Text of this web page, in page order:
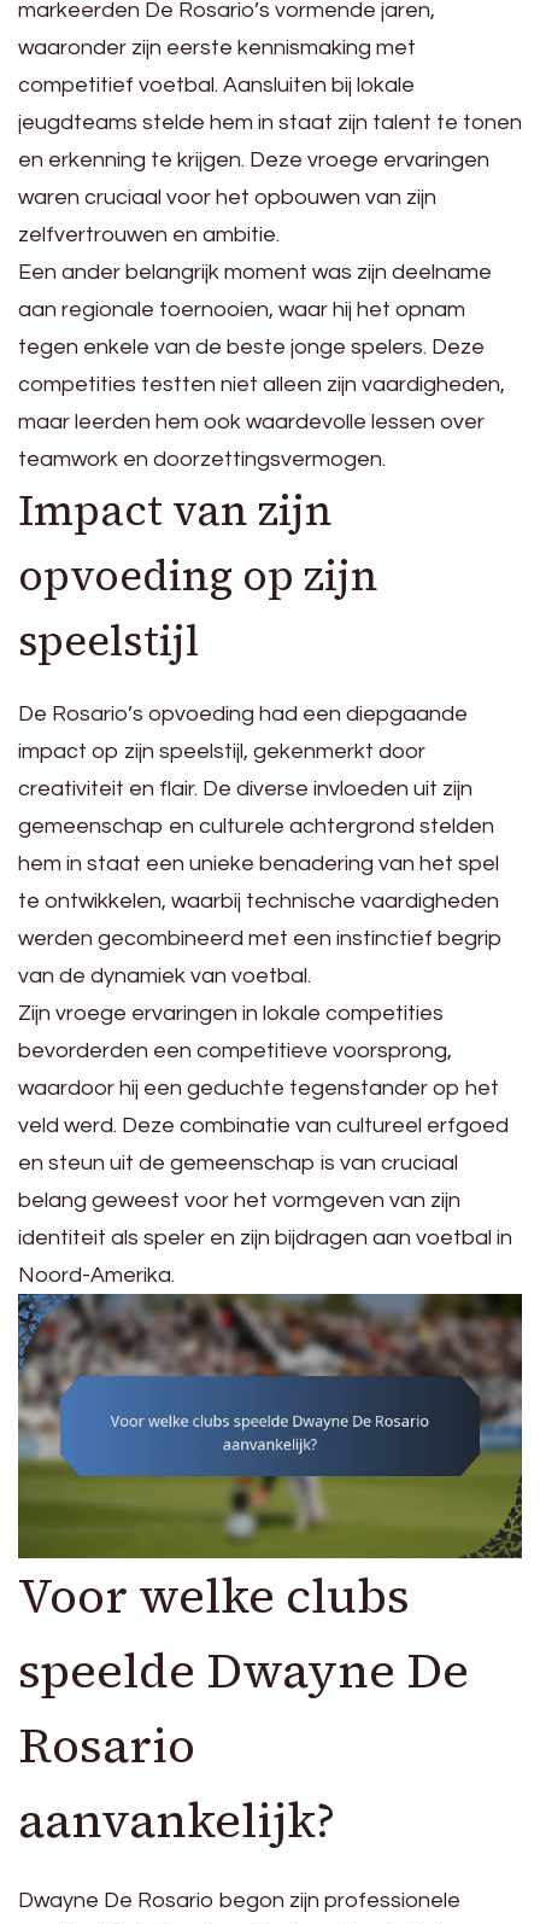
markeerden De Rosario’s vormende jaren,
waaronder zijn eerste kennismaking met
competitief voetbal. Aansluiten bij lokale
jeugdteams stelde hem in staat zijn talent te tonen
en erkenning te krijgen. Deze vroege ervaringen
waren cruciaal voor het opbouwen van zijn
zelfvertrouwen en ambitie.
Een ander belangrijk moment was zijn deelname
aan regionale toernooien, waar hij het opnam
tegen enkele van de beste jonge spelers. Deze
competities testten niet alleen zijn vaardigheden,
maar leerden hem ook waardevolle lessen over
teamwork en doorzettingsvermogen.
Impact van zijn
opvoeding op zijn
speelstijl
De Rosario’s opvoeding had een diepgaande
impact op zijn speelstijl, gekenmerkt door
creativiteit en flair. De diverse invloeden uit zijn
gemeenschap en culturele achtergrond stelden
hem in staat een unieke benadering van het spel
te ontwikkelen, waarbij technische vaardigheden
werden gecombineerd met een instinctief begrip
van de dynamiek van voetbal.
Zijn vroege ervaringen in lokale competities
bevorderden een competitieve voorsprong,
waardoor hij een geduchte tegenstander op het
veld werd. Deze combinatie van cultureel erfgoed
en steun uit de gemeenschap is van cruciaal
belang geweest voor het vormgeven van zijn
identiteit als speler en zijn bijdragen aan voetbal in
Noord-Amerika.
Voor welke clubs
speelde Dwayne De
Rosario
aanvankelijk?
Dwayne De Rosario begon zijn professionele